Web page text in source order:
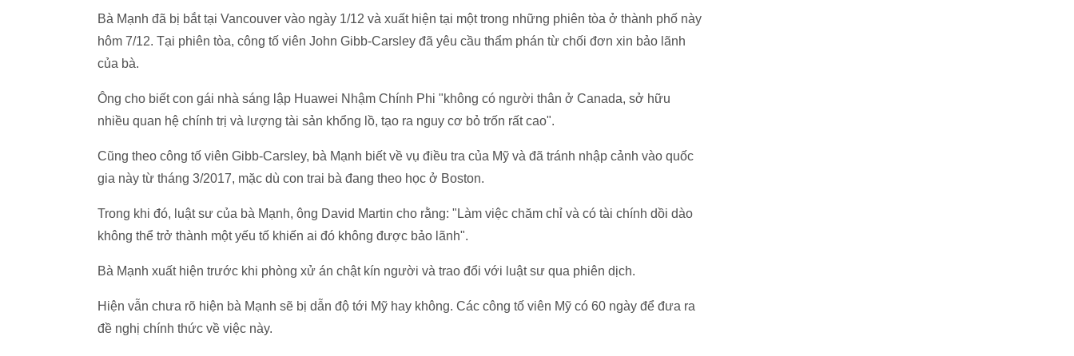
Bà Mạnh đã bị bắt tại Vancouver vào ngày 1/12 và xuất hiện tại một trong những phiên tòa ở thành phố này
hôm 7/12. Tại phiên tòa, công tố viên John Gibb-Carsley đã yêu cầu thẩm phán từ chối đơn xin bảo lãnh
của bà.
Ông cho biết con gái nhà sáng lập Huawei Nhậm Chính Phi "không có người thân ở Canada, sở hữu
nhiều quan hệ chính trị và lượng tài sản khổng lồ, tạo ra nguy cơ bỏ trốn rất cao".
Cũng theo công tố viên Gibb-Carsley, bà Mạnh biết về vụ điều tra của Mỹ và đã tránh nhập cảnh vào quốc
gia này từ tháng 3/2017, mặc dù con trai bà đang theo học ở Boston.
Trong khi đó, luật sư của bà Mạnh, ông David Martin cho rằng: "Làm việc chăm chỉ và có tài chính dồi dào
không thể trở thành một yếu tố khiến ai đó không được bảo lãnh".
Bà Mạnh xuất hiện trước khi phòng xử án chật kín người và trao đổi với luật sư qua phiên dịch.
Hiện vẫn chưa rõ hiện bà Mạnh sẽ bị dẫn độ tới Mỹ hay không. Các công tố viên Mỹ có 60 ngày để đưa ra
đề nghị chính thức về việc này.